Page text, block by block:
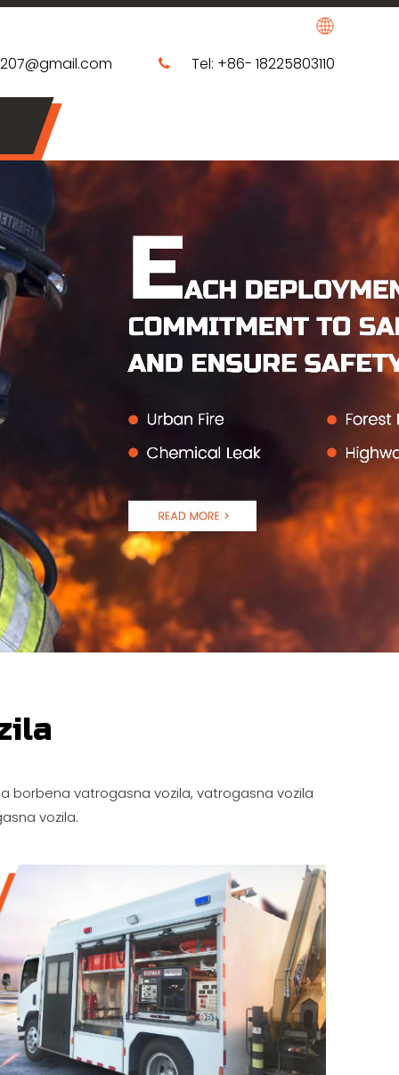
​​​​​​​​ Tel: +86- 18225803110
borbena vatrogasna vozila, vatrogasna vozila
vozila.